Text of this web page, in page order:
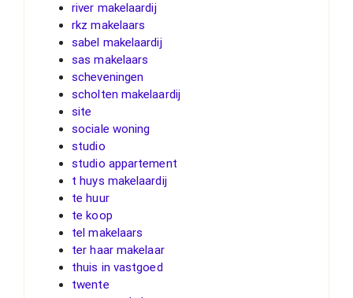
river makelaardij
rkz makelaars
sabel makelaardij
sas makelaars
scheveningen
scholten makelaardij
site
sociale woning
studio
studio appartement
t huys makelaardij
te huur
te koop
tel makelaars
ter haar makelaar
thuis in vastgoed
twente